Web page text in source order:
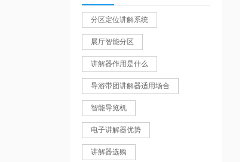
分区定位讲解系统
展厅智能分区
讲解器作用是什么
导游带团讲解器适用场合
智能导览机
电子讲解器优势
讲解器选购